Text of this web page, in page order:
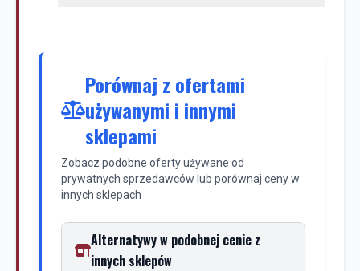
Porównaj z ofertami
używanymi i innymi
sklepami
Zobacz podobne oferty używane od
prywatnych sprzedawców lub porównaj ceny w
innych sklepach
Alternatywy w podobnej cenie z
innych sklepów